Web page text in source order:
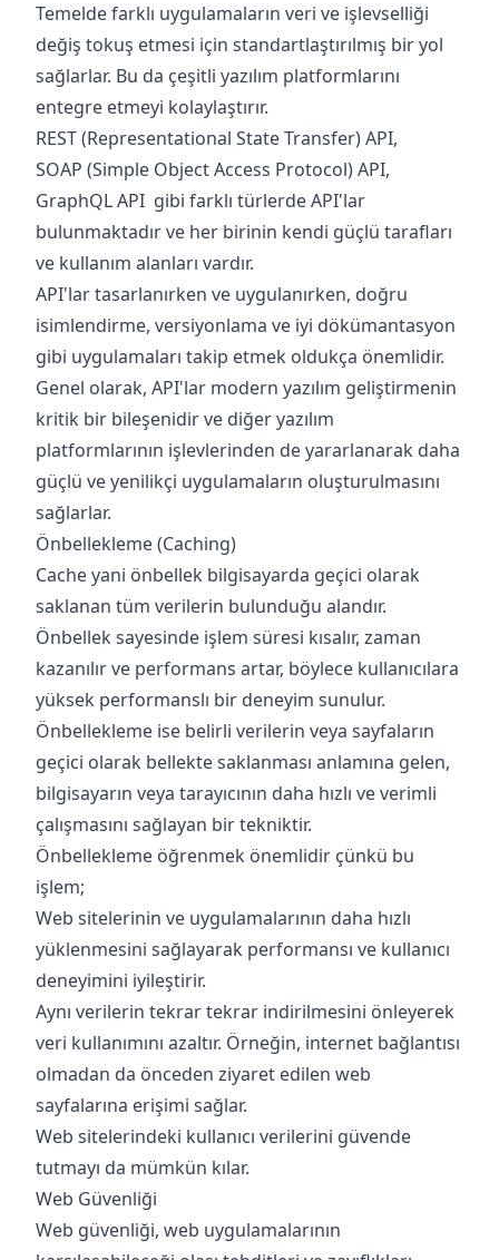
Temelde farklı uygulamaların veri ve işlevselliği
değiş tokuş etmesi için standartlaştırılmış bir yol
sağlarlar. Bu da çeşitli yazılım platformlarını
entegre etmeyi kolaylaştırır.
REST (Representational State Transfer) API,
SOAP (Simple Object Access Protocol) API,
GraphQL API gibi farklı türlerde API'lar
bulunmaktadır ve her birinin kendi güçlü tarafları
ve kullanım alanları vardır.
API'lar tasarlanırken ve uygulanırken, doğru
isimlendirme, versiyonlama ve iyi dökümantasyon
gibi uygulamaları takip etmek oldukça önemlidir.
Genel olarak, API'lar modern yazılım geliştirmenin
kritik bir bileşenidir ve diğer yazılım
platformlarının işlevlerinden de yararlanarak daha
güçlü ve yenilikçi uygulamaların oluşturulmasını
sağlarlar.
Önbellekleme (Caching)
Cache yani önbellek bilgisayarda geçici olarak
saklanan tüm verilerin bulunduğu alandır.
Önbellek sayesinde işlem süresi kısalır, zaman
kazanılır ve performans artar, böylece kullanıcılara
yüksek performanslı bir deneyim sunulur.
Önbellekleme ise belirli verilerin veya sayfaların
geçici olarak bellekte saklanması anlamına gelen,
bilgisayarın veya tarayıcının daha hızlı ve verimli
çalışmasını sağlayan bir tekniktir.
Önbellekleme öğrenmek önemlidir çünkü bu
işlem;
Web sitelerinin ve uygulamalarının daha hızlı
yüklenmesini sağlayarak performansı ve kullanıcı
deneyimini iyileştirir.
Aynı verilerin tekrar tekrar indirilmesini önleyerek
veri kullanımını azaltır. Örneğin, internet bağlantısı
olmadan da önceden ziyaret edilen web
sayfalarına erişimi sağlar.
Web sitelerindeki kullanıcı verilerini güvende
tutmayı da mümkün kılar.
Web Güvenliği
Web güvenliği, web uygulamalarının